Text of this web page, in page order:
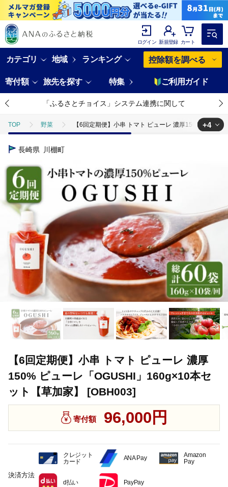
ログイン 新規登録 カート
カテゴリ 地域 ランキング 控除額を調べる
寄付額 旅先を探す 特集 ご利用ガイド
「ふるさとチョイス」システム連携に関して
TOP 野菜 【6回定期便】小串 トマト ピューレ 濃厚150% ピュ
TOP
TOP
TOP 野菜(定期便)
TOP 定期便 ほかの定期便 【6回定期便】小串 トマト ピュ
+4
長崎県 川棚町
【6回定期便】小串 トマト ピューレ 濃厚
150% ピューレ「OGUSHI」160g×10本セ
ット【草加家】 [OBH003]
寄付額 96,000円
決済方法
クレジット
カード
ANA Pay
Amazon
Pay
d払い PayPay